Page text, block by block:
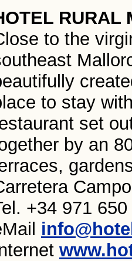
RURAL
to the
to stay
set
by an
+34 971 650